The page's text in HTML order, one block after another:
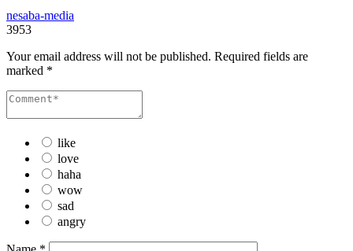
nesaba-media
3953
Your email address will not be published. Required fields are
marked *
like
love
haha
wow
sad
angry